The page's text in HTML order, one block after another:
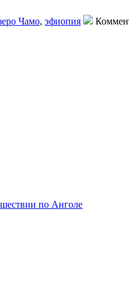
Чамо, эфиопия
по Анголе